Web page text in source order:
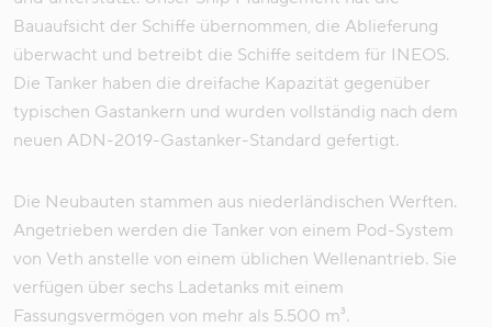
Bauaufsicht der Schiffe übernommen, die Ablieferung
überwacht und betreibt die Schiffe seitdem für INEOS.
Die Tanker haben die dreifache Kapazität gegenüber
typischen Gastankern und wurden vollständig nach dem
neuen ADN-2019-Gastanker-Standard gefertigt.
Die Neubauten stammen aus niederländischen Werften.
Angetrieben werden die Tanker von einem Pod-System
von Veth anstelle von einem üblichen Wellenantrieb. Sie
verfügen über sechs Ladetanks mit einem
Fassungsvermögen von mehr als 5.500 m³.